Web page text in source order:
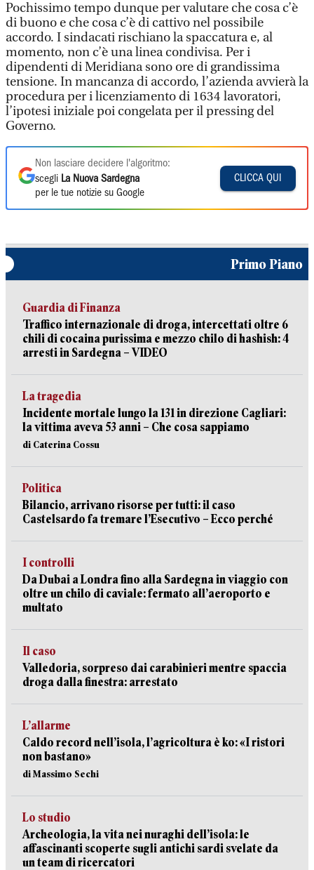
Pochissimo tempo dunque per valutare che cosa c’è
di buono e che cosa c’è di cattivo nel possibile
accordo. I sindacati rischiano la spaccatura e, al
momento, non c’è una linea condivisa. Per i
dipendenti di Meridiana sono ore di grandissima
tensione. In mancanza di accordo, l’azienda avvierà la
procedura per i licenziamento di 1634 lavoratori,
l’ipotesi iniziale poi congelata per il pressing del
Governo.
Non lasciare decidere l'algoritmo:
scegli La Nuova Sardegna
per le tue notizie su Google
CLICCA QUI
Primo Piano
Guardia di Finanza
Traffico internazionale di droga, intercettati oltre 6
chili di cocaina purissima e mezzo chilo di hashish: 4
arresti in Sardegna – VIDEO
La tragedia
Incidente mortale lungo la 131 in direzione Cagliari:
la vittima aveva 53 anni – Che cosa sappiamo
di Caterina Cossu
Politica
Bilancio, arrivano risorse per tutti: il caso
Castelsardo fa tremare l’Esecutivo – Ecco perché
I controlli
Da Dubai a Londra fino alla Sardegna in viaggio con
oltre un chilo di caviale: fermato all’aeroporto e
multato
Il caso
Valledoria, sorpreso dai carabinieri mentre spaccia
droga dalla finestra: arrestato
L’allarme
Caldo record nell’isola, l’agricoltura è ko: «I ristori
non bastano»
di Massimo Sechi
Lo studio
Archeologia, la vita nei nuraghi dell’isola: le
affascinanti scoperte sugli antichi sardi svelate da
un team di ricercatori